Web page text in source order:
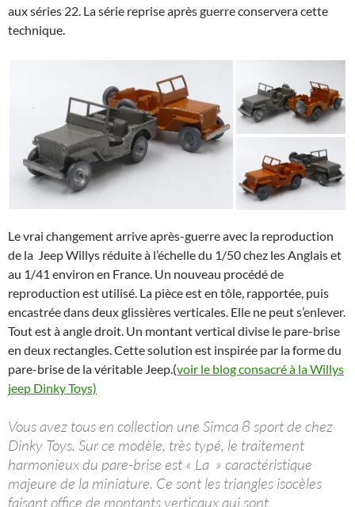
aux séries 22. La série reprise après guerre conservera cette
technique.
Le vrai changement arrive après-guerre avec la reproduction
de la Jeep Willys réduite à l’échelle du 1/50 chez les Anglais et
au 1/41 environ en France. Un nouveau procédé de
reproduction est utilisé. La pièce est en tôle, rapportée, puis
encastrée dans deux glissières verticales. Elle ne peut s’enlever.
Tout est à angle droit. Un montant vertical divise le pare-brise
en deux rectangles. Cette solution est inspirée par la forme du
pare-brise de la véritable Jeep.(voir le blog consacré à la Willys
jeep Dinky Toys)
Vous avez tous en collection une Simca 8 sport de chez
Dinky Toys. Sur ce modèle, très typé, le traitement
harmonieux du pare-brise est « La » caractéristique
majeure de la miniature. Ce sont les triangles isocèles
faisant office de montants verticaux qui sont